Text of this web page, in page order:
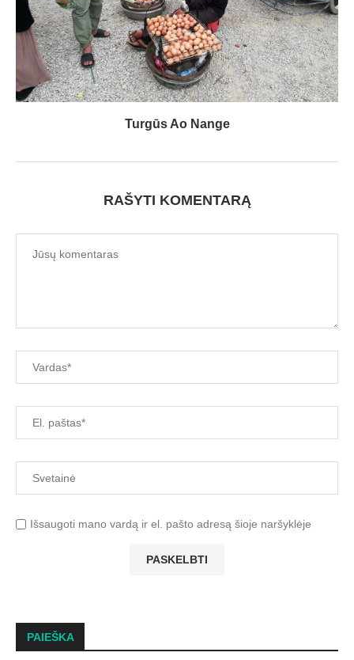
Turgūs Ao Nange
RAŠYTI KOMENTARĄ
Išsaugoti mano vardą ir el. pašto adresą šioje naršyklėje
PAIEŠKA